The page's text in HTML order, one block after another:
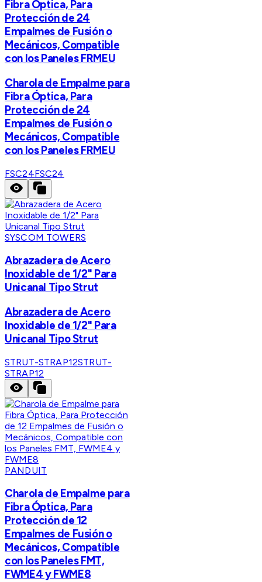
Fibra Óptica, Para
Protección de 24
Empalmes de Fusión o
Mecánicos, Compatible
con los Paneles FRMEU
Charola de Empalme para
Fibra Óptica, Para
Protección de 24
Empalmes de Fusión o
Mecánicos, Compatible
con los Paneles FRMEU
FSC24FSC24
SYSCOM TOWERS
Abrazadera de Acero
Inoxidable de 1/2" Para
Unicanal Tipo Strut
Abrazadera de Acero
Inoxidable de 1/2" Para
Unicanal Tipo Strut
STRUT-STRAP12STRUT-
STRAP12
PANDUIT
Charola de Empalme para
Fibra Óptica, Para
Protección de 12
Empalmes de Fusión o
Mecánicos, Compatible
con los Paneles FMT,
FWME4 y FWME8